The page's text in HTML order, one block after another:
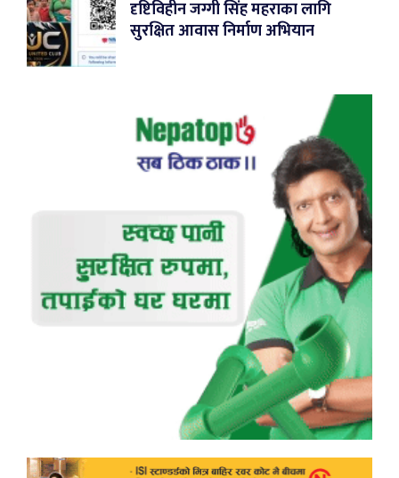
दृष्टिविहीन जग्गी सिंह महराका लागि
सुरक्षित आवास निर्माण अभियान